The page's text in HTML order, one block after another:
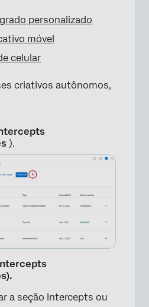
personalizado
móvel
celular
criativos autônomos,
).
a seção Intercepts ou